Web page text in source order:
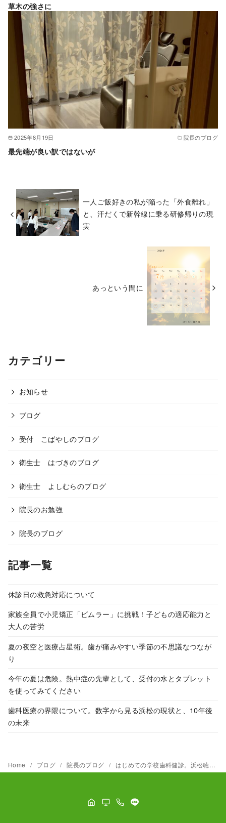
草木の強さに
2025年8月19日 院長のブログ
最先端が良い訳ではないが
一人ご飯好きの私が陥った「外食離れ」
と、汗だくで新幹線に乗る研修帰りの現
実
あっという間に
カテゴリー
お知らせ
ブログ
受付 こばやしのブログ
衛生士 はづきのブログ
衛生士 よしむらのブログ
院長のお勉強
院長のブログ
記事一覧
休診日の救急対応について
家族全員で小児矯正「ビムラー」に挑戦！子どもの適応能力と
大人の苦労
夏の夜空と医療占星術。歯が痛みやすい季節の不思議なつなが
り
今年の夏は危険。熱中症の先輩として、受付の水とタブレット
を使ってみてください
歯科医療の界隈について。数字から見る浜松の現状と、10年後
の未来
Home ブログ 院長のブログ はじめての学校歯科健診。浜松聴覚特別支援学校での貴重な時間